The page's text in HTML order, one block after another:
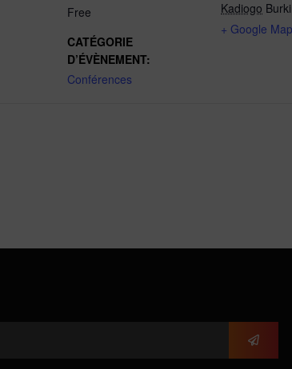
Free
CATÉGORIE
D’ÉVÈNEMENT:
Conférences
Kadiogo
+ Google Map